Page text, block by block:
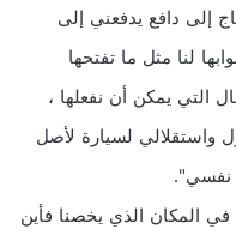
إلى دافع يدفعني إلى
لنا مثل ما تفتحها
التي يمكن أن نفعلها ،
واستقلالي لسيارة لأصل
نفسي".
المكان الذي يخصنا فأين